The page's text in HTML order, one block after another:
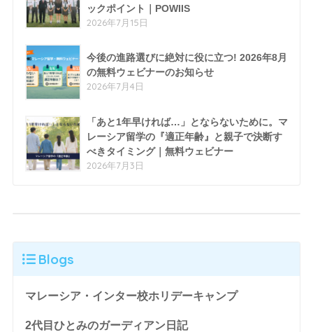
ックポイント｜POWIIS
2026年7月15日
今後の進路選びに絶対に役に立つ! 2026年8月
の無料ウェビナーのお知らせ
2026年7月4日
「あと1年早ければ…」とならないために。マ
レーシア留学の『適正年齢』と親子で決断す
べきタイミング｜無料ウェビナー
2026年7月3日
Blogs
マレーシア・インター校ホリデーキャンプ
2代目ひとみのガーディアン日記